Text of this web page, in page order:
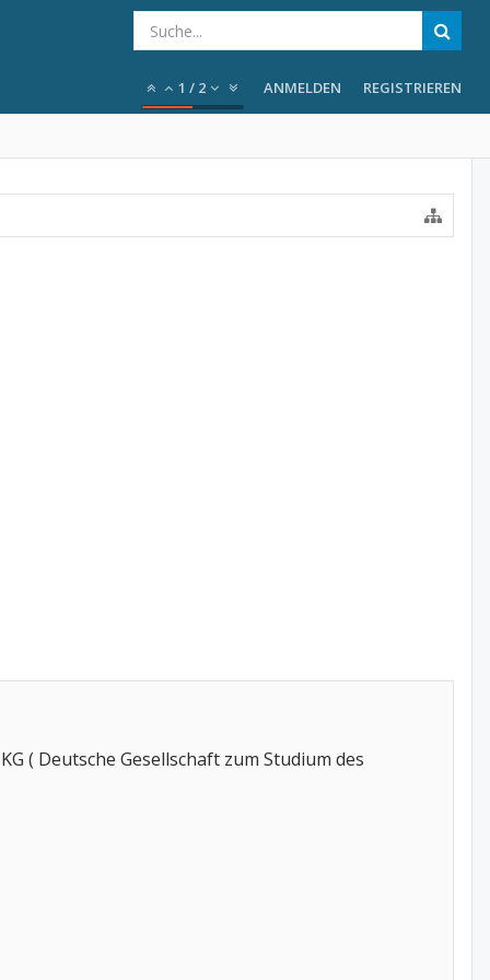
1 / 2 ANMELDEN REGISTRIEREN
( Deutsche Gesellschaft zum Studium des